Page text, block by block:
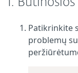
I.
Patikrinkite
problemų